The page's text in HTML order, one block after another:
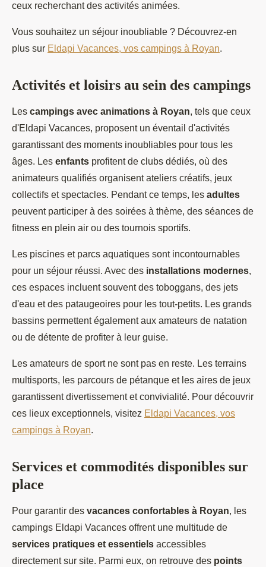
ceux recherchant des activités animées.
Vous souhaitez un séjour inoubliable ? Découvrez-en
plus sur Eldapi Vacances, vos campings à Royan.
Activités et loisirs au sein des campings
Les campings avec animations à Royan, tels que ceux
d'Eldapi Vacances, proposent un éventail d'activités
garantissant des moments inoubliables pour tous les
âges. Les enfants profitent de clubs dédiés, où des
animateurs qualifiés organisent ateliers créatifs, jeux
collectifs et spectacles. Pendant ce temps, les adultes
peuvent participer à des soirées à thème, des séances de
fitness en plein air ou des tournois sportifs.
Les piscines et parcs aquatiques sont incontournables
pour un séjour réussi. Avec des installations modernes,
ces espaces incluent souvent des toboggans, des jets
d'eau et des pataugeoires pour les tout-petits. Les grands
bassins permettent également aux amateurs de natation
ou de détente de profiter à leur guise.
Les amateurs de sport ne sont pas en reste. Les terrains
multisports, les parcours de pétanque et les aires de jeux
garantissent divertissement et convivialité. Pour découvrir
ces lieux exceptionnels, visitez Eldapi Vacances, vos
campings à Royan.
Services et commodités disponibles sur
place
Pour garantir des vacances confortables à Royan, les
campings Eldapi Vacances offrent une multitude de
services pratiques et essentiels accessibles
directement sur site. Parmi eux, on retrouve des points